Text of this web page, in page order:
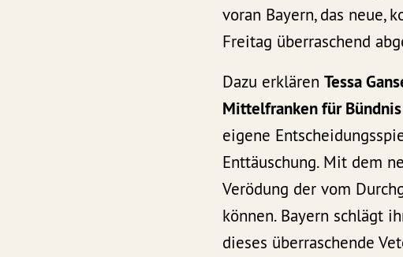
voran Bayern, das neue,
Freitag überraschend
Dazu erklärenTessa
Mittelfranken für
eigene
Enttäuschung. Mit dem
Verödung der vom
können. Bayern schlägt
dieses überraschende